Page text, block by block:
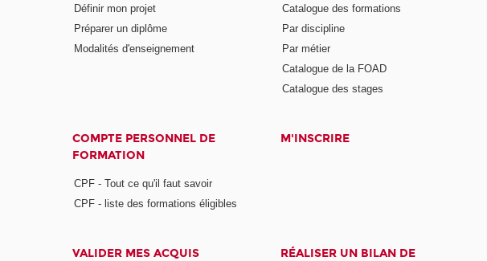
Définir mon projet
Préparer un diplôme
Modalités d'enseignement
Catalogue des formations
Par discipline
Par métier
Catalogue de la FOAD
Catalogue des stages
COMPTE PERSONNEL DE
FORMATION
CPF - Tout ce qu'il faut savoir
CPF - liste des formations éligibles
M'INSCRIRE
VALIDER MES ACQUIS RÉALISER UN BILAN DE